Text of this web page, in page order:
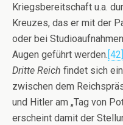
Kriegsbereitschaft u.a.
Kreuzes, das er mit der
oder bei
Augen geführt werden.[42]
Dritte Reich findet sich
zwischen dem
und Hitler am „Tag von
erscheint damit der